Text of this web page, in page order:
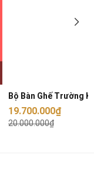
01 bàn
cm, chân ghế
rộng 57cm, dài
Bộ Bàn Ghế Trường
19.700.000₫
20.000.000₫